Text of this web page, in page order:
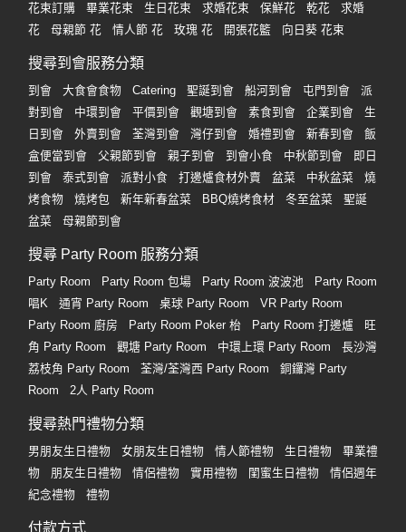
花束訂購 畢業花束 生日花束 求婚花束 保鮮花 乾花
求婚
花
母親節 花 情人節 花 玫瑰 花 開張花籃 向日葵 花束
搜尋到會服務分類
到會 大食會食物 Catering 聖誕到會 船河到會 屯門到會
派
對到會
中環到會 平價到會 觀塘到會 素食到會 企業到會
生
日到會
外賣到會 荃灣到會 灣仔到會 婚禮到會 新春到會
飯
盒便當到會
父親節到會 親子到會 到會小食 中秋節到會
即日
到會
泰式到會 派對小食 打邊爐食材外賣 盆菜 中秋盆菜
燒
烤食物
燒烤包 新年新春盆菜 BBQ燒烤食材 冬至盆菜
聖誕
盆菜
母親節到會
搜尋 Party Room 服務分類
Party Room Party Room 包場 Party Room 波波池
Party Room
唱K
通宵 Party Room 桌球 Party Room
VR Party Room
Party Room 廚房
Party Room Poker 枱 Party Room 打邊爐
旺
角 Party Room
觀塘 Party Room 中環上環 Party Room
長沙灣
荔枝角 Party Room
荃灣/荃灣西 Party Room
銅鑼灣 Party
Room
2人 Party Room
搜尋熱門禮物分類
男朋友生日禮物 女朋友生日禮物 情人節禮物 生日禮物
畢業禮
物
朋友生日禮物 情侶禮物 實用禮物 閨蜜生日禮物
情侶週年
紀念禮物
禮物
付款方式